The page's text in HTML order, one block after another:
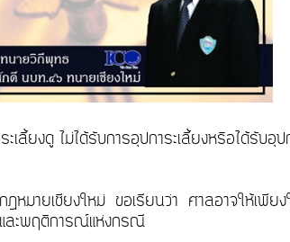
ลี้ยงดู ไม่ได้รับการอุปการะเลี้ยงหรือได้รับอุป
หมายเชียงใหม่ ขอเรียนว่า ศาลอาจให้เพียง
และพฤติการณ์แห่งกรณี